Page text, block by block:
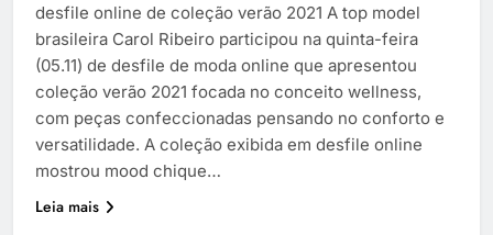
desfile online de coleção verão 2021 A top model
brasileira Carol Ribeiro participou na quinta-feira
(05.11) de desfile de moda online que apresentou
coleção verão 2021 focada no conceito wellness,
com peças confeccionadas pensando no conforto e
versatilidade. A coleção exibida em desfile online
mostrou mood chique…
Leia mais